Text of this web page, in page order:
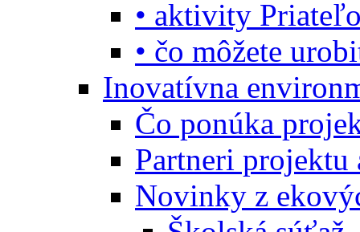
• aktivity
• čo môžete
Inovatívna
Čo ponúka
Partneri projektu
Novinky z